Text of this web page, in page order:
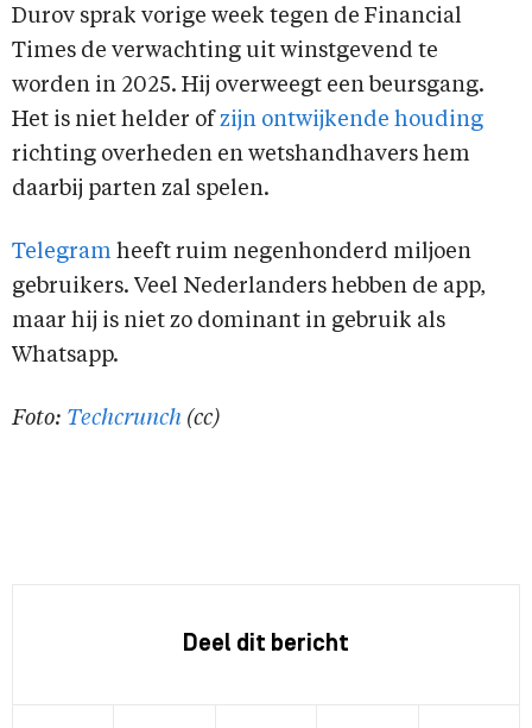
Durov sprak vorige week tegen de Financial
Times de verwachting uit winstgevend te
worden in 2025. Hij overweegt een beursgang.
Het is niet helder of zijn ontwijkende houding
richting overheden en wetshandhavers hem
daarbij parten zal spelen.
Telegram heeft ruim negenhonderd miljoen
gebruikers. Veel Nederlanders hebben de app,
maar hij is niet zo dominant in gebruik als
Whatsapp.
Foto: Techcrunch (cc)
Deel dit bericht